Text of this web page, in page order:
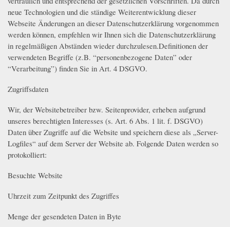
neue Technologien und die ständige Weiterentwicklung dieser
Webseite Änderungen an dieser Datenschutzerklärung vorgenommen
werden können, empfehlen wir Ihnen sich die Datenschutzerklärung
in regelmäßigen Abständen wieder durchzulesen.Definitionen der
verwendeten Begriffe (z.B. “personenbezogene Daten” oder
“Verarbeitung”) finden Sie in Art. 4 DSGVO.
Zugriffsdaten
Wir, der Websitebetreiber bzw. Seitenprovider, erheben aufgrund
unseres berechtigten Interesses (s. Art. 6 Abs. 1 lit. f. DSGVO)
Daten über Zugriffe auf die Website und speichern diese als „Server-
Logfiles“ auf dem Server der Website ab. Folgende Daten werden so
protokolliert:
Besuchte Website
Uhrzeit zum Zeitpunkt des Zugriffes
Menge der gesendeten Daten in Byte